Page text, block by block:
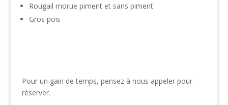
Rougail morue piment et sans piment
Gros pois
Pour un gain de temps, pensez à nous appeler pour
réserver.